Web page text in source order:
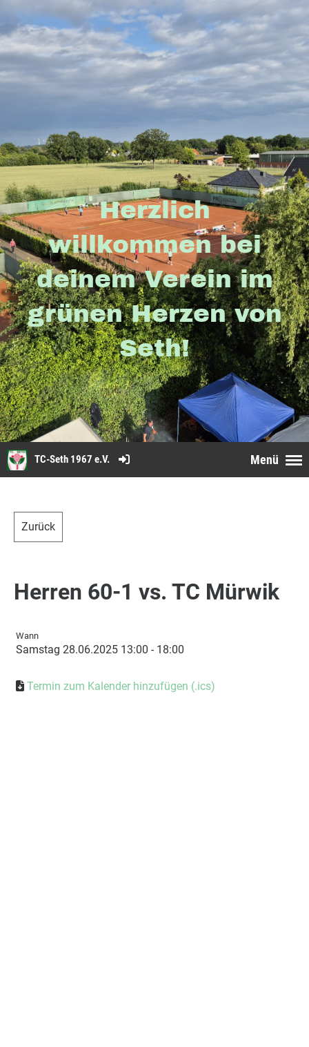
Herzlich
willkommen bei
deinem Verein im
grünen Herzen von
Seth!
Menü
TC-Seth 1967 e.V.
Zurück
Herren 60-1 vs. TC Mürwik
Wann
Samstag 28.06.2025 13:00 - 18:00
Termin zum Kalender hinzufügen (.ics)